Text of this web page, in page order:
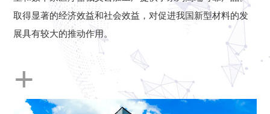
取得显著的经济效益和社会效益，对促进我国新型材料的发
展具有较大的推动作用。
+